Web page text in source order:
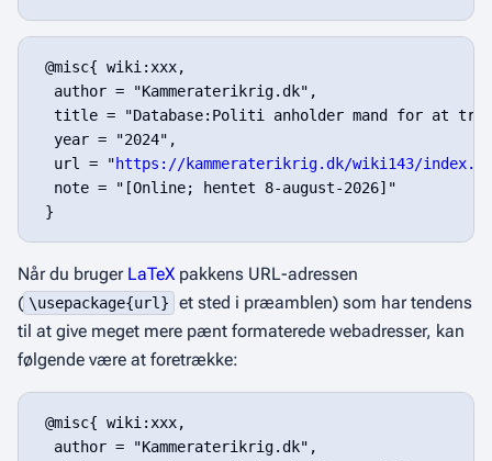
@misc{ wiki:xxx,
  author = "Kammeraterikrig.dk",
title = "Database:Politi anholder mand for at
  year = "2024",
  url = "
https://kammeraterikrig.dk/wiki143/
  note = "[Online; hentet 8-august-2026]"
Når du bruger LaTeX pakkens URL-adressen
( \usepackage{url}
et sted i præamblen) som har tendens
til at give meget mere pænt formaterede webadresser, kan
følgende være at foretrække:
@misc{ wiki:xxx,
  author = "Kammeraterikrig.dk",